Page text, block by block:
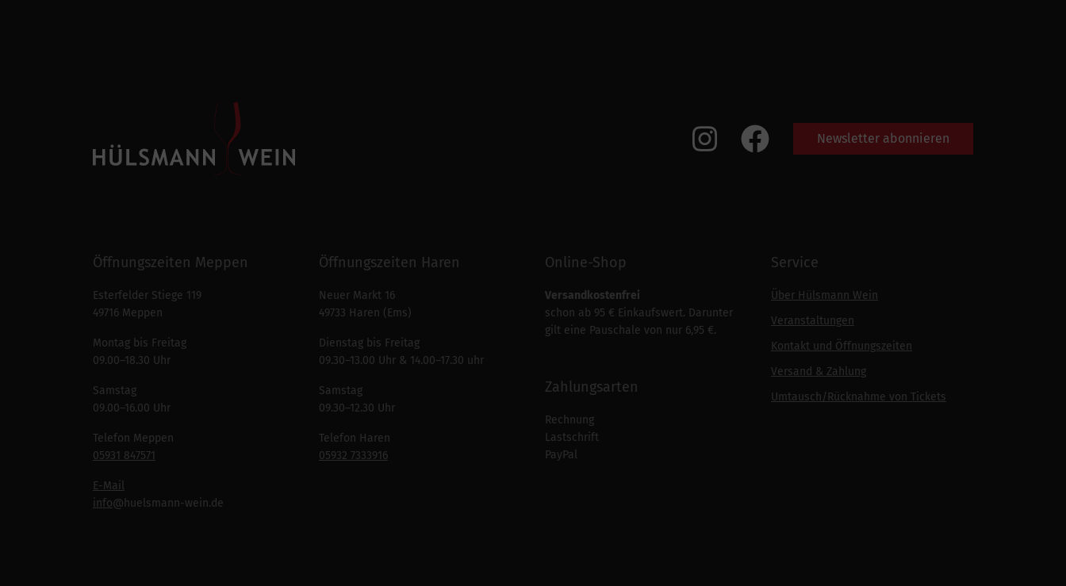
Newsletter abonnieren
Öffnungszeiten Meppen
Esterfelder Stiege 119
49716 Meppen
Montag bis Freitag
09.00–18.30 Uhr
Samstag
09.00–16.00 Uhr
Telefon Meppen
05931 847571
E-Mail
info@huelsmann-wein.de
Öffnungszeiten Haren
Neuer Markt 16
49733 Haren (Ems)
Dienstag bis Freitag
09.30–13.00 Uhr & 14.00–17.30 uhr
Samstag
09.30–12.30 Uhr
Telefon Haren
05932 7333916
Online-Shop
Versandkostenfrei
schon ab 95 € Einkaufswert. Darunter
gilt eine Pauschale von nur 6,95 €.
Zahlungsarten
Rechnung
Lastschrift
PayPal
Service
Über Hülsmann Wein
Veranstaltungen
Kontakt und Öffnungszeiten
Versand & Zahlung
Umtausch/Rücknahme von Tickets